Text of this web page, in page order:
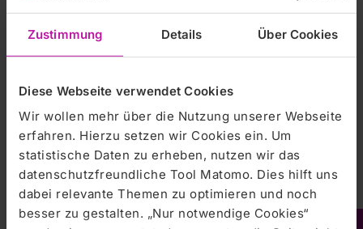
Zustimmung Details Über Cookies
Diese Webseite verwendet Cookies
Wir wollen mehr über die Nutzung unserer Webseite
erfahren. Hierzu setzen wir Cookies ein. Um
statistische Daten zu erheben, nutzen wir das
datenschutzfreundliche Tool Matomo. Dies hilft uns
dabei relevante Themen zu optimieren und noch
besser zu gestalten. „Nur notwendige Cookies“
Vergütung
Ausbildungsinhalte
Voraussetzungen
Wir bieten Dir
Weiterbildungsmöglichkeiten